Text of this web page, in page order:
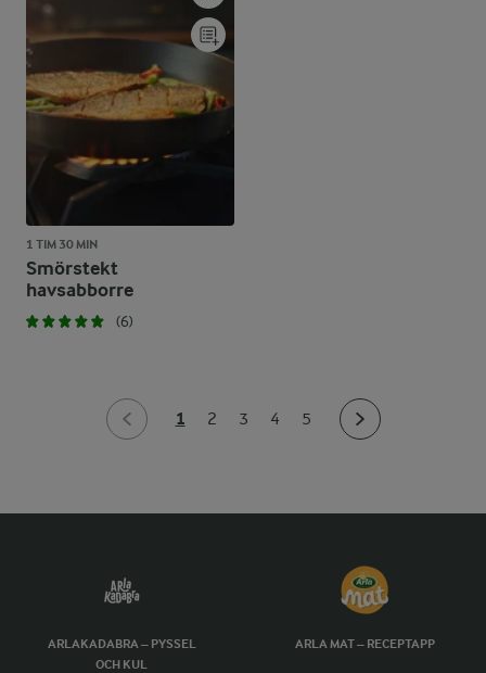
1 TIM 30 MIN
Smörstekt
havsabborre
(6)
1 2 3 4 5
ARLAKADABRA – PYSSEL
OCH KUL
ARLA MAT – RECEPTAPP